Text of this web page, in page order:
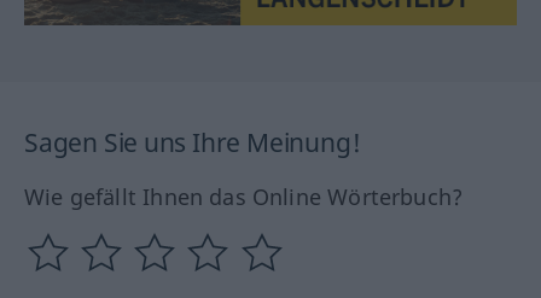
Sagen Sie uns Ihre Meinung!
Wie gefällt Ihnen das Online Wörterbuch?